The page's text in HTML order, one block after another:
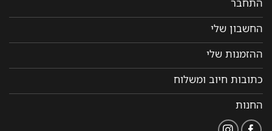
החשבון שלי
ההזמנות שלי
כתובות חיוב ומשלוח
החנות